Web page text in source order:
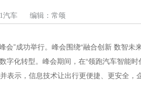
51汽车 编辑：常颂
”成功举行。峰会围绕“融合创新 数智未来
化转型。峰会期间，在“领跑汽车智能时
表示，信息技术让出行更便捷、更安全，